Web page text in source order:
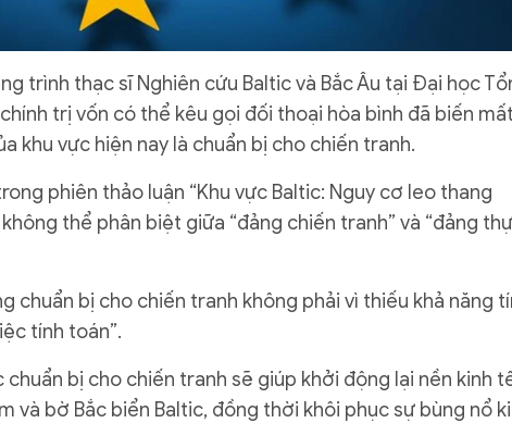
trình thạc sĩ Nghiên cứu Baltic và Bắc Âu tại Đại học
trị vốn có thể kêu gọi đối thoại hòa bình đã biến
khu vực hiện nay là chuẩn bị cho chiến tranh.
phiên thảo luận “Khu vực Baltic: Nguy cơ leo thang
thể phân biệt giữa “đảng chiến tranh” và “đảng
chuẩn bị cho chiến tranh không phải vì thiếu khả năng
tính toán”.
bị cho chiến tranh sẽ giúp khởi động lại nền kinh
và bờ Bắc biển Baltic, đồng thời khôi phục sự bùng nổ